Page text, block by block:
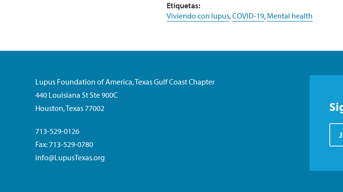
Etiquetas:
Viviendo con lupus,COVID-19, Mental health
Lupus Foundation of America, Texas Gulf Coast Chapter
440 Louisiana St Ste 900C
Houston, Texas 77002
713-529-0126
Fax: 713-529-0780
info@LupusTexas.org